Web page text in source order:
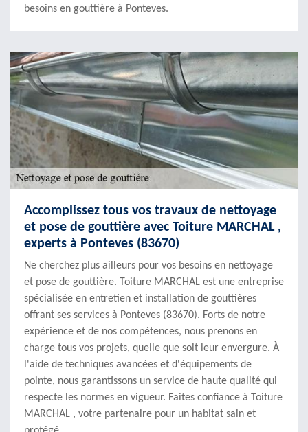
besoins en gouttière à Ponteves.
Accomplissez tous vos travaux de nettoyage
et pose de gouttière avec Toiture MARCHAL ,
experts à Ponteves (83670)
Ne cherchez plus ailleurs pour vos besoins en nettoyage
et pose de gouttière. Toiture MARCHAL est une entreprise
spécialisée en entretien et installation de gouttières
offrant ses services à Ponteves (83670). Forts de notre
expérience et de nos compétences, nous prenons en
charge tous vos projets, quelle que soit leur envergure. À
l'aide de techniques avancées et d'équipements de
pointe, nous garantissons un service de haute qualité qui
respecte les normes en vigueur. Faites confiance à Toiture
MARCHAL , votre partenaire pour un habitat sain et